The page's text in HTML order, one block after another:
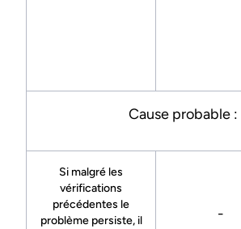
Cause probable :
Si malgré les
vérifications
précédentes le
problème persiste, il
-